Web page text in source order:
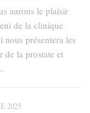
aurons le plaisir
de la clinique
nous présentera les
de la prostate et
2025